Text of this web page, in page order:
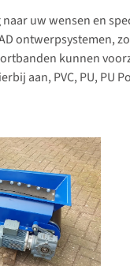
uw wensen en
ontwerpsystemen,
kunnen
aan, PVC, PU, PU